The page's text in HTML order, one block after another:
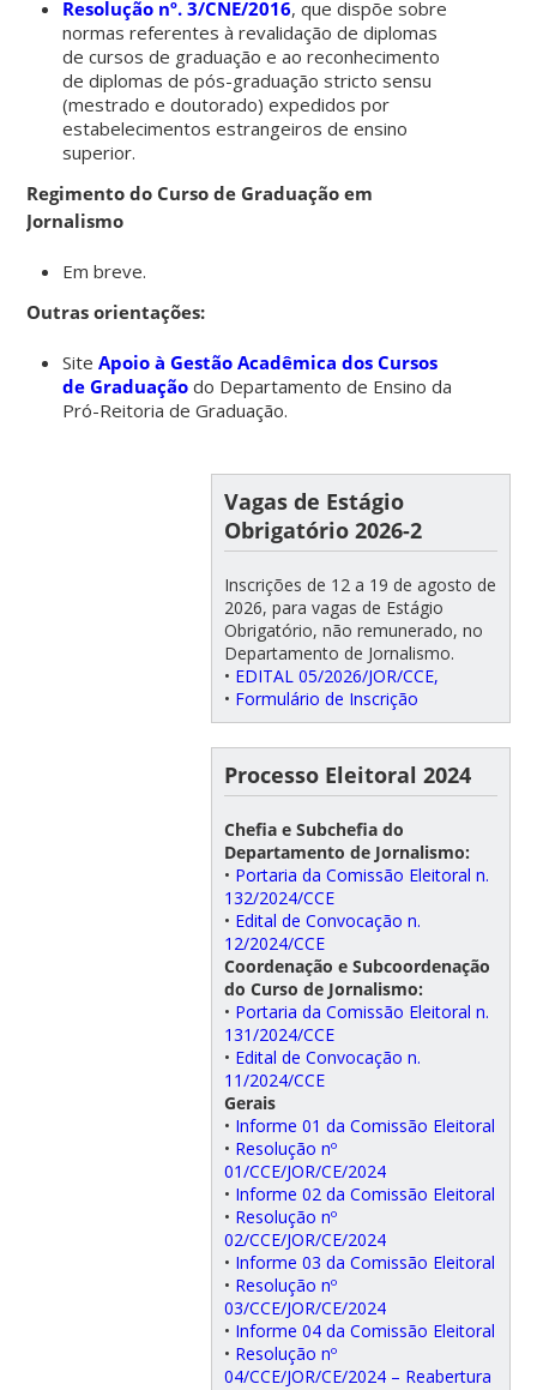
Resolução nº. 3/CNE/2016, que dispõe sobre
normas referentes à revalidação de diplomas
de cursos de graduação e ao reconhecimento
de diplomas de pós-graduação stricto sensu
(mestrado e doutorado) expedidos por
estabelecimentos estrangeiros de ensino
superior.
Regimento do Curso de Graduação em
Jornalismo
Em breve.
Outras orientações:
SiteApoio à Gestão Acadêmica dos Cursos
de Graduação do Departamento de Ensino da
Pró-Reitoria de Graduação.
Vagas de Estágio
Obrigatório 2026-2
Inscrições de 12 a 19 de agosto de
2026, para vagas de Estágio
Obrigatório, não remunerado, no
Departamento de Jornalismo.
• EDITAL 05/2026/JOR/CCE,
• Formulário de Inscrição
Processo Eleitoral 2024
Chefia e Subchefia do
Departamento de Jornalismo:
• Portaria da Comissão Eleitoral n.
132/2024/CCE
• Edital de Convocação n.
12/2024/CCE
Coordenação e Subcoordenação
do Curso de Jornalismo:
• Portaria da Comissão Eleitoral n.
131/2024/CCE
• Edital de Convocação n.
11/2024/CCE
Gerais
• Informe 01 da Comissão Eleitoral
• Resolução nº
01/CCE/JOR/CE/2024
• Informe 02 da Comissão Eleitoral
• Resolução nº
02/CCE/JOR/CE/2024
• Informe 03 da Comissão Eleitoral
• Resolução nº
03/CCE/JOR/CE/2024
• Informe 04 da Comissão Eleitoral
• Resolução nº
04/CCE/JOR/CE/2024 – Reabertura